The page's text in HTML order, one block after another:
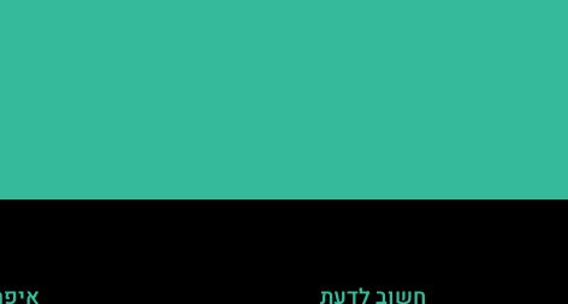
חשוב לדעת